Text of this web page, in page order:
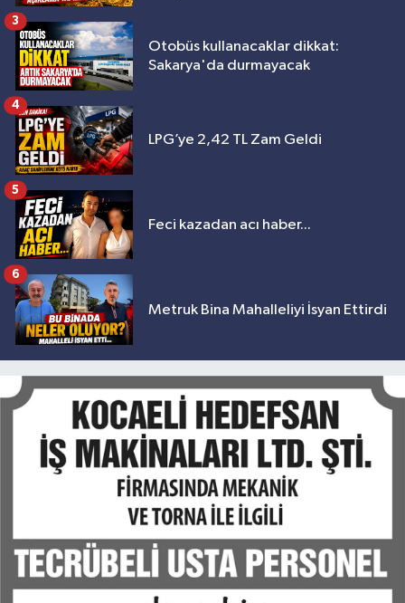
Otobüs kullanacaklar dikkat:
Sakarya'da durmayacak
3
LPG’ye 2,42 TL Zam Geldi
4
Feci kazadan acı haber...
5
Metruk Bina Mahalleliyi İsyan Ettirdi
6